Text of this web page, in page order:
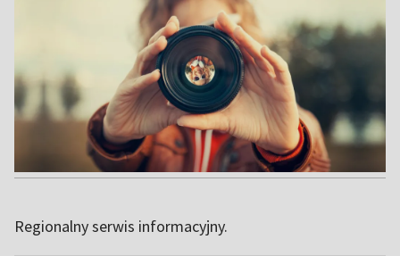
Regionalny serwis informacyjny.